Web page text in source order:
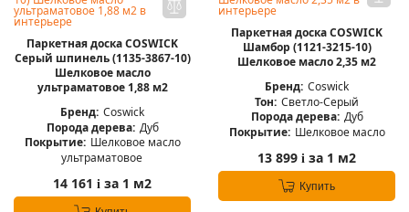
Паркетная доска COSWICK
Серый шпинель (1135-3867-10)
Шелковое масло
ультраматовое 1,88 м2
Бренд: Coswick
Порода дерева: Дуб
Покрытие: Шелковое масло
ультраматовое
14 161 i за 1 м2
Паркетная доска COSWICK
Шамбор (1121-3215-10)
Шелковое масло 2,35 м2
Бренд: Coswick
Тон: Светло-Серый
Порода дерева: Дуб
Покрытие: Шелковое масло
13 899 i за 1 м2
Купить